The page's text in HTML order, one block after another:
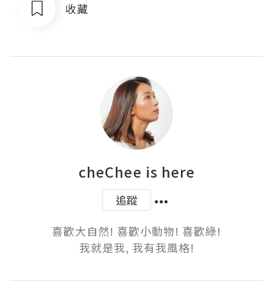
收藏
cheChee is here
追蹤
喜歡大自然! 喜歡小動物! 喜歡綠!
我就是我, 我有我風格!